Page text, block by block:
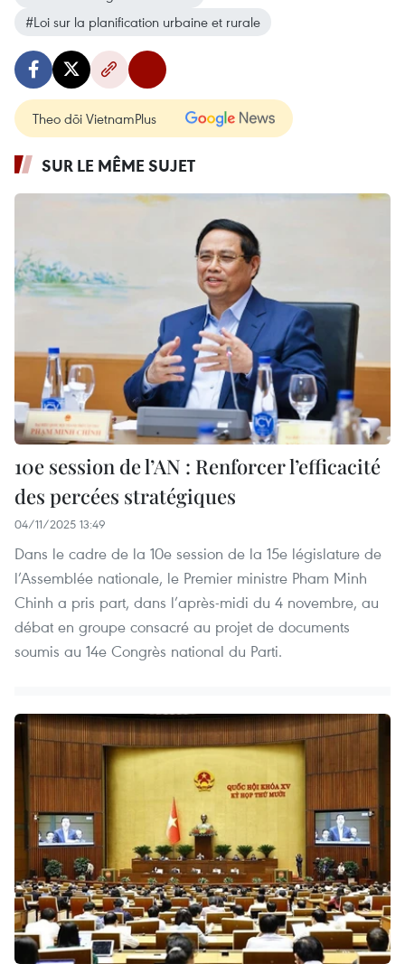
#Loi sur la planification urbaine et rurale
Theo dõi VietnamPlus
SUR LE MÊME SUJET
10e session de l’AN : Renforcer l’efficacité
des percées stratégiques
04/11/2025 13:49
Dans le cadre de la 10e session de la 15e législature de
l’Assemblée nationale, le Premier ministre Pham Minh
Chinh a pris part, dans l’après-midi du 4 novembre, au
débat en groupe consacré au projet de documents
soumis au 14e Congrès national du Parti.